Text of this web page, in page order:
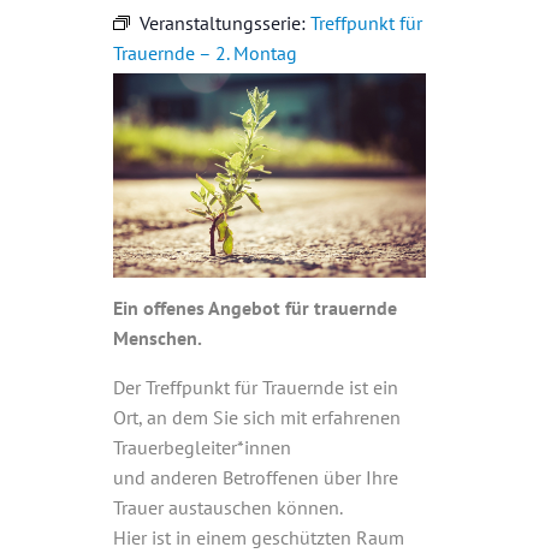
Veranstaltungsserie: Treffpunkt für
Trauernde – 2. Montag
Ein offenes Angebot für trauernde
Menschen.
Der Treffpunkt für Trauernde ist ein
Ort, an dem Sie sich mit erfahrenen
Trauerbegleiter*innen
und anderen Betroffenen über Ihre
Trauer austauschen können.
Hier ist in einem geschützten Raum